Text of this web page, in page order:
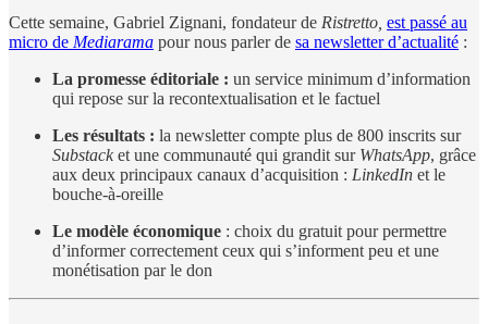
Cette semaine, Gabriel Zignani, fondateur de Ristretto, est passé au
micro de Mediarama pour nous parler de sa newsletter d’actualité :
La promesse éditoriale : un service minimum d’information
qui repose sur la recontextualisation et le factuel
Les résultats : la newsletter compte plus de 800 inscrits sur
Substack et une communauté qui grandit sur WhatsApp, grâce
aux deux principaux canaux d’acquisition : LinkedIn et le
bouche-à-oreille
Le modèle économique : choix du gratuit pour permettre
d’informer correctement ceux qui s’informent peu et une
monétisation par le don